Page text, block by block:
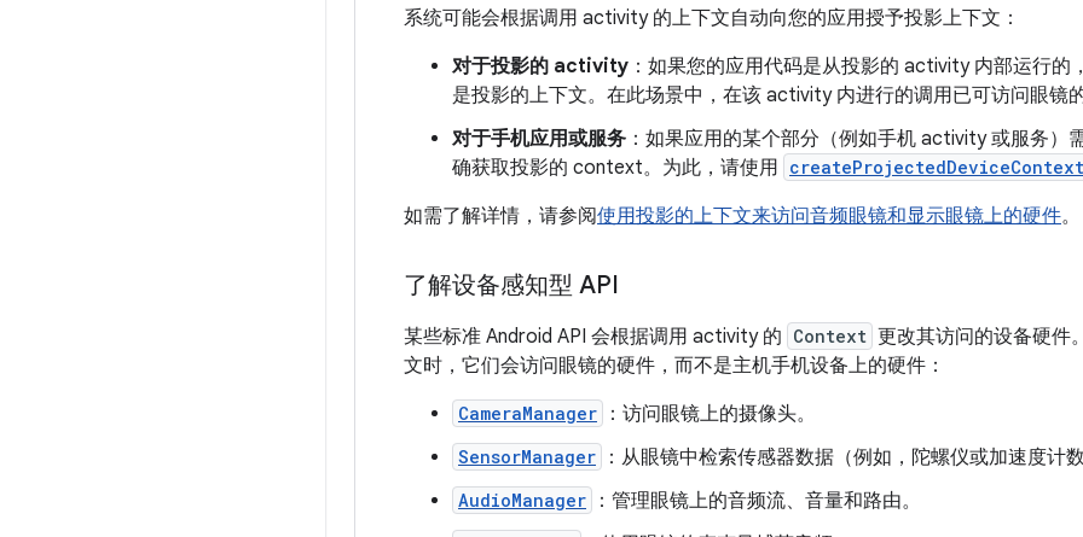
系统可能会根据调用 activity 的上下文自动向您的应用授予投影上下文：
对于投影的 activity ：如果您的应用代码是从投影的 activity 内部运行
是投影的上下文。在此场景中，在该 activity 内进行的调用已可访问眼镜
对于手机应用或服务 ：如果应用的某个部分（例如手机 activity 或服务）
确获取投影的 context。为此，请使用
如需了解详情，请参阅使用投影的上下文来访问音频眼镜和显示眼镜上的硬件。
了解设备感知型 API
某些标准 Android API 会根据调用 activity 的 Context 更改其访问的设备硬件
文时，它们会访问眼镜的硬件，而不是主机手机设备上的硬件：
CameraManager ：访问眼镜上的摄像头。
SensorManager ：从眼镜中检索传感器数据（例如，陀螺仪或加速度计
AudioManager ：管理眼镜上的音频流、音量和路由。